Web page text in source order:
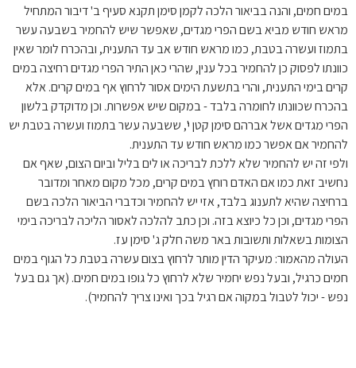
במים חמים, והנה בביאור הלכה לקמן סימן תקנא סעיף ב' דיבור המתחיל
מראש חודש מביא בשם הפרי מגדים, שאפשר שיש להחמיר בשבעה עשר
בתמוז ועשרה בטבת, כמו מראש חודש אב עד התענית, ובהכרח לומר שאין
כוונתו לפסוק כן להחמיר בכל ענין, שהרי כאן התיר הפרי מגדים רחיצה במים
קרים בימי התענית, והרי בתשעת הימים אסור לרחוץ אף במים קרים. אלא
בהכרח שכוונתו לחומרה בלבד - במקום שיש אפשרות. וכן מדוקדק בלשון
הפרי מגדים אשל אברהם סימן קטן י', ששבעה עשר בתמוז ועשרה בטבת יש
להחמיר אם אפשר כמו מראש חודש עד התענית.
ולפי זה יש להחמיר שלא ללכת לבריכה או לים בליל וביום הצום, שאף אם
נחשיב זאת כמו אם האדם רוחץ במים קרים, מכל מקום מאחר ומדובר
ברחיצה שהיא לתענוג בלבד, אזי יש להחמיר וכדברי הביאור הלכה בשם
הפרי מגדים, וכן כל כיוצא בזה. וכן כתב להלכה לאסור הליכה לבריכה בימי
הצומות בשאלות ותשובות באר משה חלק ג' סימן עז.
העולה מהאמור: מעיקר הדין מותר לרחוץ בצום עשרה בטבת כל הגוף במים
חמים כרגיל, ובעל נפש יחמיר שלא לרחוץ כל גופו במים חמים. (אך גם בעל
נפש - יכול לטבול במקוה אם רגיל בכך ואינו צריך להחמיר).